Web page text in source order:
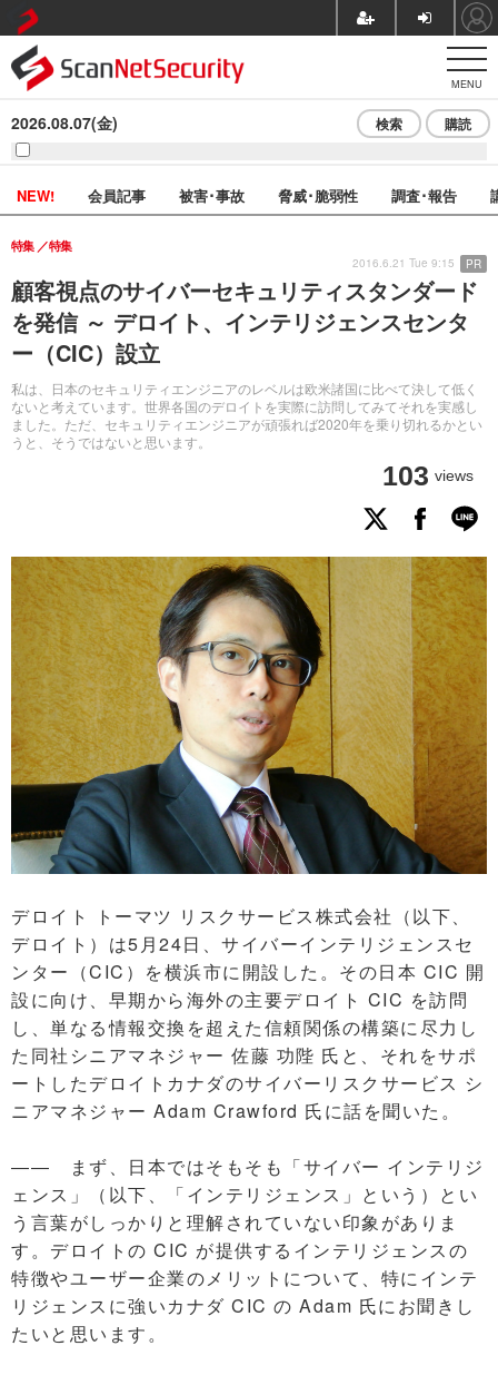
MENU
2026.08.07(金) 検索 購読
NEW! 会員記事 被害･事故 脅威･脆弱性 調査･報告
顧客視点のサイバーセキュリティスタンダード
を発信 ～ デロイト、インテリジェンスセンタ
ー（CIC）設立
私は、日本のセキュリティエンジニアのレベルは欧米諸国に比べて決して低く
ないと考えています。世界各国のデロイトを実際に訪問してみてそれを実感し
ました。ただ、セキュリティエンジニアが頑張れば2020年を乗り切れるかとい
うと、そうではないと思います。
特集 特集
103 views
2016.6.21 Tue 9:15 PR
デロイト トーマツ リスクサービス株式会社（以下、
デロイト）は5月24日、サイバーインテリジェンスセ
ンター（CIC）を横浜市に開設した。その日本 CIC 開
設に向け、早期から海外の主要デロイト CIC を訪問
し、単なる情報交換を超えた信頼関係の構築に尽力し
た同社シニアマネジャー 佐藤 功陛 氏と、それをサポ
ートしたデロイトカナダのサイバーリスクサービス シ
ニアマネジャー Adam Crawford 氏に話を聞いた。
―― まず、日本ではそもそも「サイバー インテリジ
ェンス」（以下、「インテリジェンス」という）とい
う言葉がしっかりと理解されていない印象がありま
す。デロイトの CIC が提供するインテリジェンスの
特徴やユーザー企業のメリットについて、特にインテ
リジェンスに強いカナダ CIC の Adam 氏にお聞きし
たいと思います。